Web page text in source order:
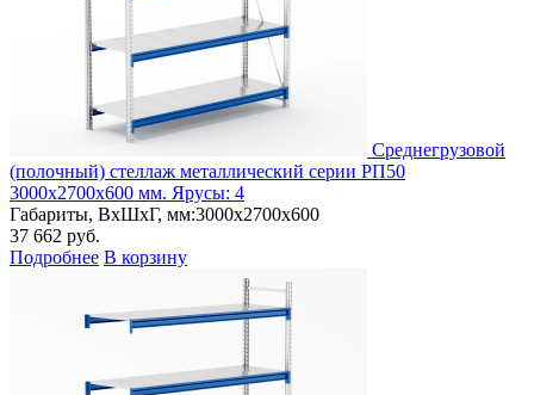
Среднегрузовой
(полочный) стеллаж металлический серии РП50
3000х2700х600 мм. Ярусы: 4
Габариты, ВxШxГ, мм:3000x2700x600
37 662 руб.
Подробнее В корзину